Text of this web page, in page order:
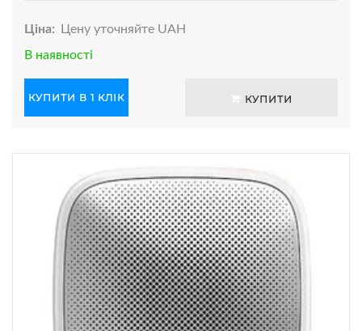
Ціна:
Цену уточняйте UAH
В наявності
КУПИТИ В 1 КЛІК КУПИТИ